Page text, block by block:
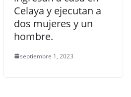
Celaya y ejecutan a
dos mujeres y un
hombre.
septiembre 1, 2023